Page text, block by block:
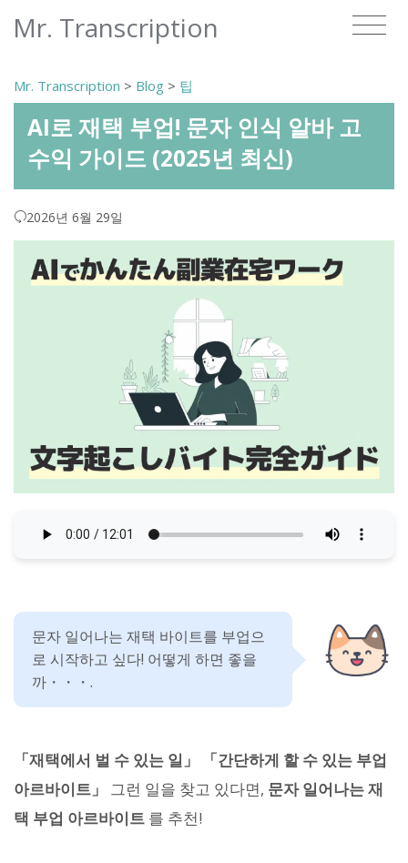
Mr. Transcription
Mr. Transcription > Blog > 팁
AI로 재택 부업! 문자 인식 알바 고
수익 가이드 (2025년 최신)
2026년 6월 29일
문자 일어나는 재택 바이트를 부업으
로 시작하고 싶다! 어떻게 하면 좋을
까・・・.
「재택에서 벌 수 있는 일」 「간단하게 할 수 있는 부업
아르바이트」
그런 일을 찾고 있다면, 문자 일어나는 재
택 부업 아르바이트 를 추천!